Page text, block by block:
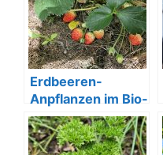
Erdbeeren-
Anpflanzen im Bio-
Garten